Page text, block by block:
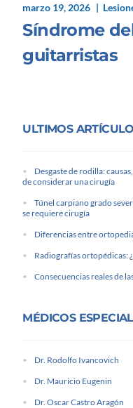
marzo 19, 2026
Síndrome
guitarristas
ULTIMOS
Desgaste de rodilla:
de considerar una cirugía
Túnel carpiano grado
se requiere cirugía
Diferencias entre
Radiografías ortopédicas:
Consecuencias reales de
MÉDICOS
Dr. Rodolfo Ivancovich
Dr. Mauricio Eugenin
Dr. Oscar Castro Aragón